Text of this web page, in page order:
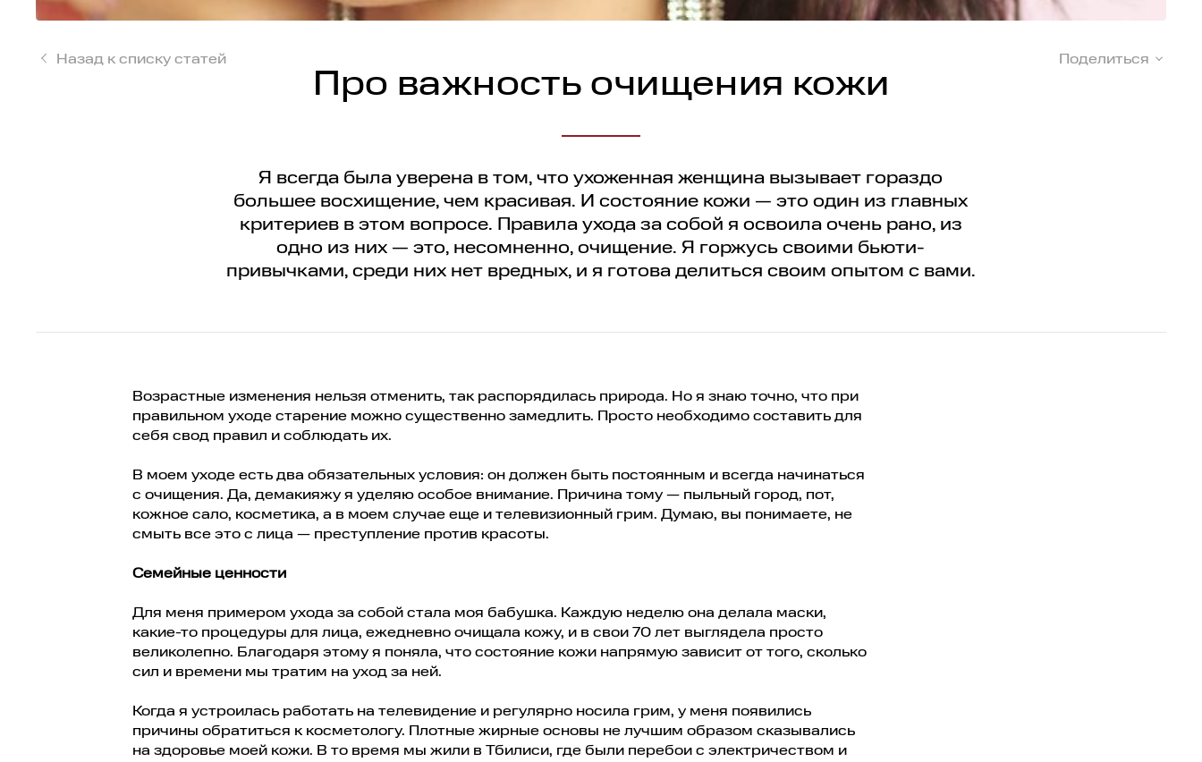
Назад к списку статей Поделиться
Про важность очищения кожи
Я всегда была уверена в том, что ухоженная женщина вызывает гораздо
большее восхищение, чем красивая. И состояние кожи — это один из главных
критериев в этом вопросе. Правила ухода за собой я освоила очень рано, из
одно из них — это, несомненно, очищение. Я горжусь своими бьюти-
привычками, среди них нет вредных, и я готова делиться своим опытом с вами.
Возрастные изменения нельзя отменить, так распорядилась природа. Но я знаю точно, что при
правильном уходе старение можно существенно замедлить. Просто необходимо составить для
себя свод правил и соблюдать их.
В моем уходе есть два обязательных условия: он должен быть постоянным и всегда начинаться
с очищения. Да, демакияжу я уделяю особое внимание. Причина тому — пыльный город, пот,
кожное сало, косметика, а в моем случае еще и телевизионный грим. Думаю, вы понимаете, не
смыть все это с лица — преступление против красоты.
Семейные ценности
Для меня примером ухода за собой стала моя бабушка. Каждую неделю она делала маски,
какие-то процедуры для лица, ежедневно очищала кожу, и в свои 70 лет выглядела просто
великолепно. Благодаря этому я поняла, что состояние кожи напрямую зависит от того, сколько
сил и времени мы тратим на уход за ней.
Когда я устроилась работать на телевидение и регулярно носила грим, у меня появились
причины обратиться к косметологу. Плотные жирные основы не лучшим образом сказывались
на здоровье моей кожи. В то время мы жили в Тбилиси, где были перебои с электричеством и